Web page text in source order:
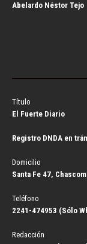
Abelardo Néstor Tejo
Título
El Fuerte Diario
Registro DNDA en
Domicilio
Santa Fe 47,
Teléfono
2241-474953 (Sólo
Redacción